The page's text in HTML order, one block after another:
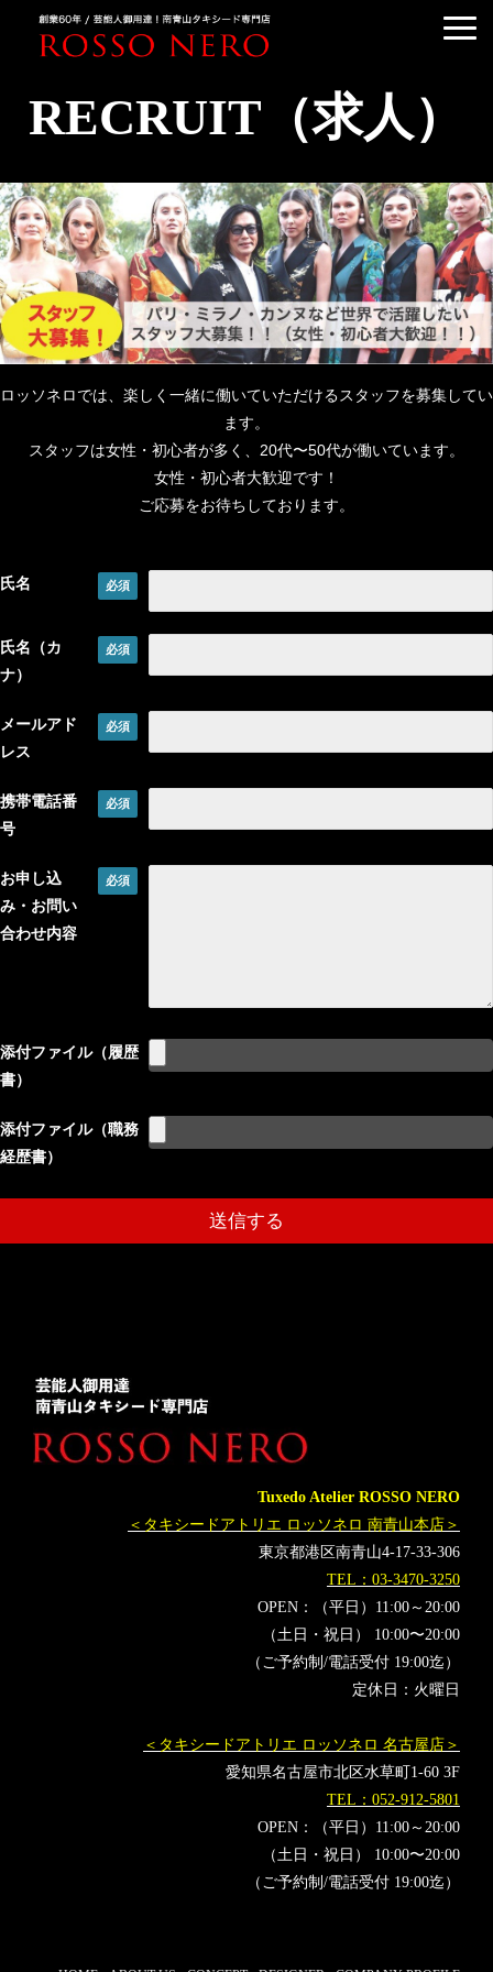
TUXEDO RENTAL
KIMONO DRESS
CUSTOMER'S VOICE
COLUMN &BLOG
ABOUT US
ACCESS
RECRUIT（求人）
ロッソネロでは、楽しく一緒に働いていただけるスタッフを募集してい
ます。
スタッフは女性・初心者が多く、20代〜50代が働いています。
女性・初心者大歓迎です！
ご応募をお待ちしております。
氏名
氏名（カ
ナ）
メールアド
レス
携帯電話番
号
お申し込
み・お問い
合わせ内容
添付ファイル（履歴
書）
添付ファイル（職務
経歴書）
Tuxedo Atelier ROSSO NERO
＜タキシードアトリエ ロッソネロ 南青山本店＞
東京都港区南青山4-17-33-306
TEL：03-3470-3250
OPEN：（平日）11:00～20:00
（土日・祝日） 10:00〜20:00
（ご予約制/電話受付 19:00迄）
定休日：火曜日
＜タキシードアトリエ ロッソネロ 名古屋店＞
愛知県名古屋市北区水草町1-60 3F
TEL：052-912-5801
OPEN：（平日）11:00～20:00
（土日・祝日） 10:00〜20:00
（ご予約制/電話受付 19:00迄）